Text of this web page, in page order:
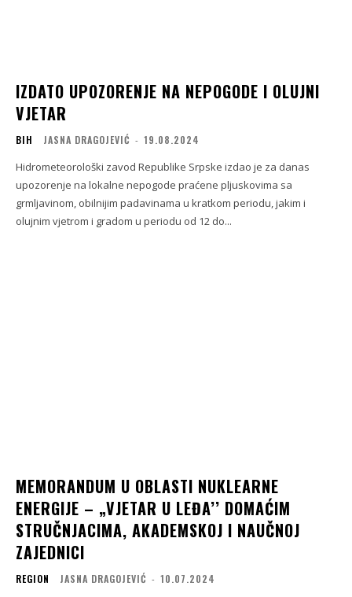
IZDATO UPOZORENJE NA NEPOGODE I OLUJNI
VJETAR
BIH JASNA DRAGOJEVIĆ - 19.08.2024
Hidrometeorološki zavod Republike Srpske izdao je za danas
upozorenje na lokalne nepogode praćene pljuskovima sa
grmljavinom, obilnijim padavinama u kratkom periodu, jakim i
olujnim vjetrom i gradom u periodu od 12 do...
MEMORANDUM U OBLASTI NUKLEARNE
ENERGIJE – „VJETAR U LEĐA’’ DOMAĆIM
STRUČNJACIMA, AKADEMSKOJ I NAUČNOJ
ZAJEDNICI
REGION JASNA DRAGOJEVIĆ - 10.07.2024